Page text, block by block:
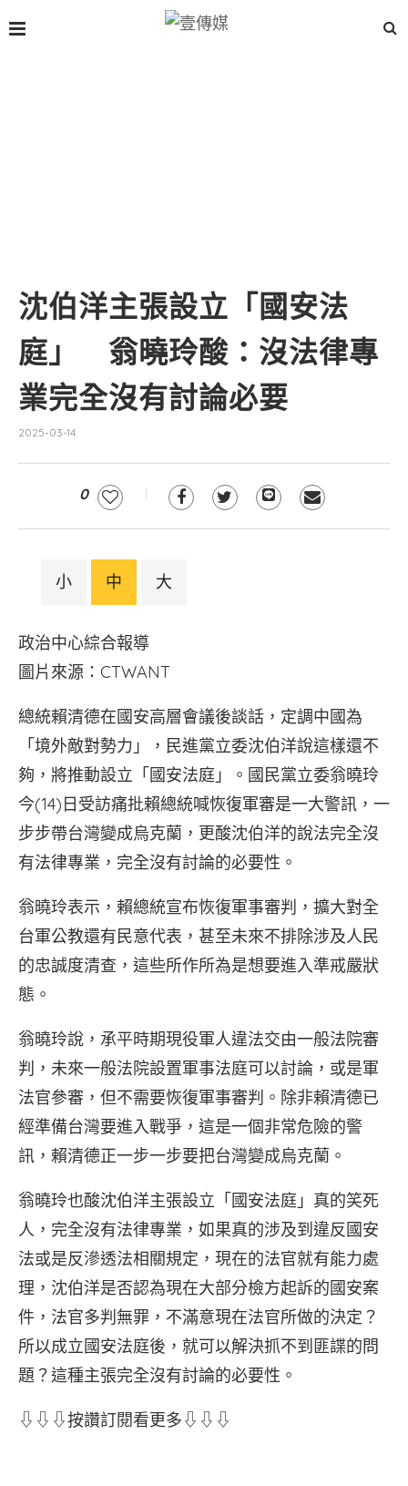
沈伯洋主張設立「國安法
庭」 翁曉玲酸：沒法律專
業完全沒有討論必要
2025-03-14
0
小 中 大
政治中心綜合報導
圖片來源：CTWANT
總統賴清德在國安高層會議後談話，定調中國為
「境外敵對勢力」，民進黨立委沈伯洋說這樣還不
夠，將推動設立「國安法庭」。國民黨立委翁曉玲
今(14)日受訪痛批賴總統喊恢復軍審是一大警訊，一
步步帶台灣變成烏克蘭，更酸沈伯洋的說法完全沒
有法律專業，完全沒有討論的必要性。
翁曉玲表示，賴總統宣布恢復軍事審判，擴大對全
台軍公教還有民意代表，甚至未來不排除涉及人民
的忠誠度清查，這些所作所為是想要進入準戒嚴狀
態。
翁曉玲說，承平時期現役軍人違法交由一般法院審
判，未來一般法院設置軍事法庭可以討論，或是軍
法官參審，但不需要恢復軍事審判。除非賴清德已
經準備台灣要進入戰爭，這是一個非常危險的警
訊，賴清德正一步一步要把台灣變成烏克蘭。
翁曉玲也酸沈伯洋主張設立「國安法庭」真的笑死
人，完全沒有法律專業，如果真的涉及到違反國安
法或是反滲透法相關規定，現在的法官就有能力處
理，沈伯洋是否認為現在大部分檢方起訴的國安案
件，法官多判無罪，不滿意現在法官所做的決定？
所以成立國安法庭後，就可以解決抓不到匪諜的問
題？這種主張完全沒有討論的必要性。
⇩⇩⇩按讚訂閱看更多⇩⇩⇩